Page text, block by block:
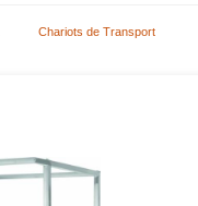
Chariots de Transport